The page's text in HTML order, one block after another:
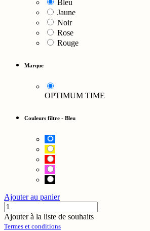
Bleu
Jaune
Noir
Rose
Rouge
Marque
OPTIMUM TIME
Couleurs filtre - Bleu
Ajouter au panier
Ajouter à la liste de souhaits
Termes et conditions